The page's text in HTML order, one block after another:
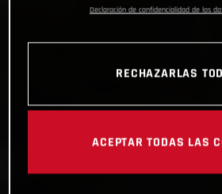
Declaración de confidencialidad de los
RECHAZARLAS
ACEPTAR TODAS LAS